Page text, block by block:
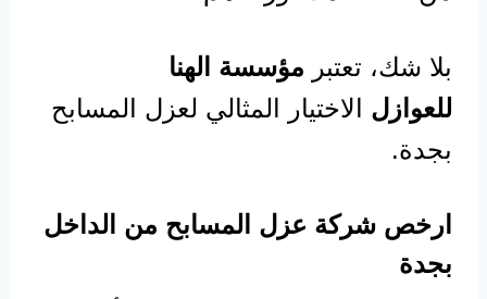
بلا شك، تعتبر مؤسسة الهنا
للعوازل الاختيار المثالي لعزل المسابح
بجدة.
ارخص شركة عزل المسابح من الداخل
بجدة